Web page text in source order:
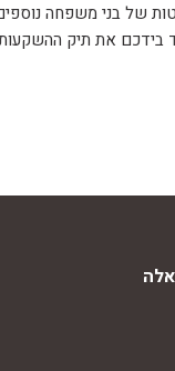
של בני משפחה
את תיק ההשקעות